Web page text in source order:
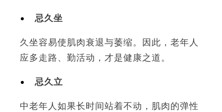
忌久坐
久坐容易使肌肉衰退与萎缩。因此，老年人
应多走路、勤活动，才是健康之道。
忌久立
中老年人如果长时间站着不动，肌肉的弹性